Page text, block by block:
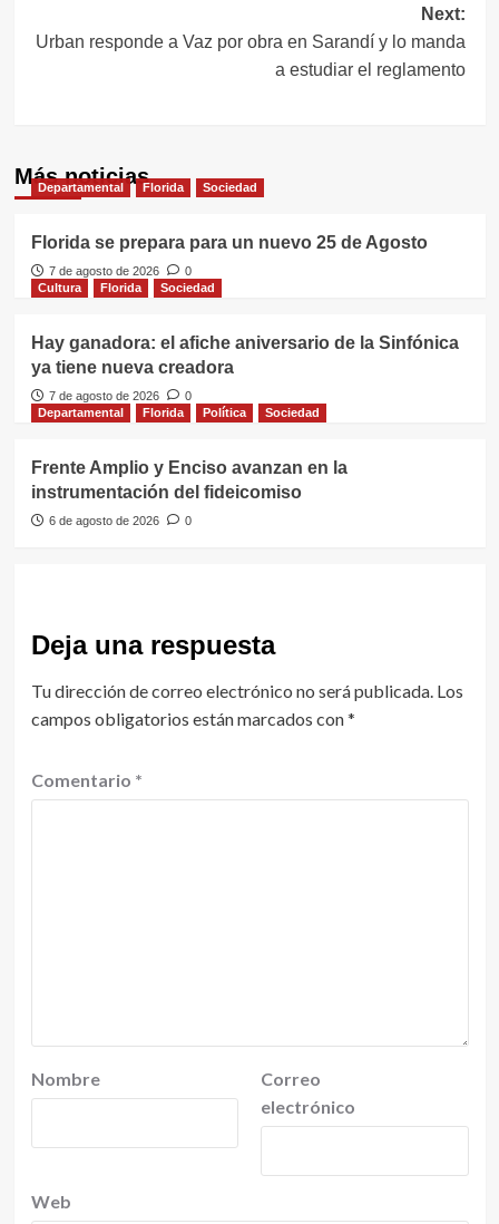
Next:
Urban responde a Vaz por obra en Sarandí y lo manda
a estudiar el reglamento
Más noticias
Departamental Florida Sociedad
Florida se prepara para un nuevo 25 de Agosto
7 de agosto de 2026
0
Cultura
Florida Sociedad
Hay ganadora: el afiche aniversario de la Sinfónica
ya tiene nueva creadora
7 de agosto de 2026
0
Departamental
Florida Política Sociedad
Frente Amplio y Enciso avanzan en la
instrumentación del fideicomiso
6 de agosto de 2026 0
Deja una respuesta
Tu dirección de correo electrónico no será publicada. Los
campos obligatorios están marcados con*
Comentario *
Nombre
Correo
electrónico
Web